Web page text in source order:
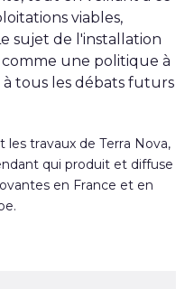
viables,
sujet de l'installation
une politique à
tous les débats futurs
les travaux de Terra Nova,
qui produit et diffuse
en France et en